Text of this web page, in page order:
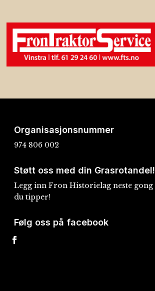
Organisasjonsnummer
974 806 002
Støtt oss med din Grasrotandel!
Legg inn Fron Historielag neste gong
du tipper!
Følg oss på facebook